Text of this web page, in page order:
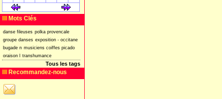
Mots Clés
danse fileuses polka provencale
groupe danses exposition - occitane
bugade n musiciens coiffes picado
oraison
transhumance
Tous les tags
Recommandez-nous